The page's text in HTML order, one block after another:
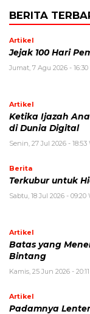
BERITA
Artikel
Jejak 100 Hari
Jumat, 7 Agu 2026 -
Artikel
Ketika Ijazah
di Dunia Digital
Senin, 27 Jul 2026 - 18:53
Berita
Terkubur untuk
Sabtu, 18 Jul 2026 - 09:20
Artikel
Batas yang
Bintang
Kamis, 25 Jun 2026 -
Artikel
Padamnya